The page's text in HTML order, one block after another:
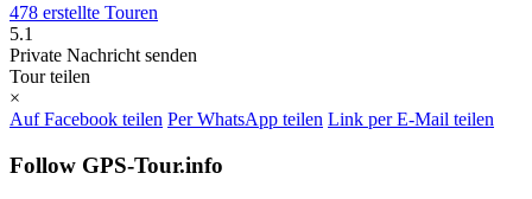
478 erstellte Touren
5.1
Private Nachricht senden
Tour teilen
×
Auf Facebook teilen Per WhatsApp teilen Link per E-Mail teilen
Follow GPS-Tour.info